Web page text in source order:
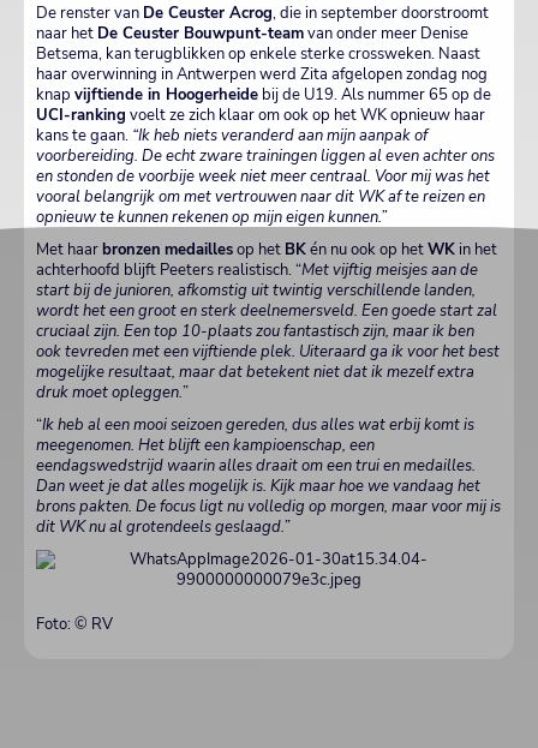
De renster van De Ceuster Acrog, die in september doorstroomt
naar het De Ceuster Bouwpunt-teamvan onder meer Denise
Betsema, kan terugblikken op enkele sterke crossweken. Naast
haar overwinning in Antwerpen werd Zita afgelopen zondag nog
knap vijftiende in Hoogerheide bij de U19. Als nummer 65 op de
UCI-ranking voelt ze zich klaar om ook op het WK opnieuw haar
kans te gaan. “Ik heb niets veranderd aan mijn aanpak of
voorbereiding. De echt zware trainingen liggen al even achter ons
en stonden de voorbije week niet meer centraal. Voor mij was het
vooral belangrijk om met vertrouwen naar dit WK af te reizen en
opnieuw te kunnen rekenen op mijn eigen kunnen.”
Met haarbronzen medaillesop het BKén nu ook op hetWK in het
achterhoofd blijft Peeters realistisch. “Met vijftig meisjes aan de
start bij de junioren, afkomstig uit twintig verschillende landen,
wordt het een groot en sterk deelnemersveld. Een goede start zal
cruciaal zijn. Een top 10-plaats zou fantastisch zijn, maar ik ben
ook tevreden met een vijftiende plek. Uiteraard ga ik voor het best
mogelijke resultaat, maar dat betekent niet dat ik mezelf extra
druk moet opleggen.”
“Ik heb al een mooi seizoen gereden, dus alles wat erbij komt is
meegenomen. Het blijft een kampioenschap, een
eendagswedstrijd waarin alles draait om een trui en medailles.
Dan weet je dat alles mogelijk is. Kijk maar hoe we vandaag het
brons pakten. De focus ligt nu volledig op morgen, maar voor mij is
dit WK nu al grotendeels geslaagd.”
Foto: © RV